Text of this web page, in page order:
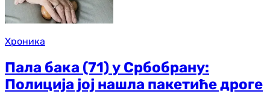
Хроника
Пала бака (71) у Србобрану:
Полиција јој нашла пакетиће дроге